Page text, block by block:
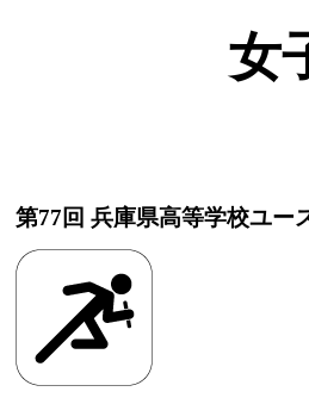
女
第77回 兵庫県高等学校ユー